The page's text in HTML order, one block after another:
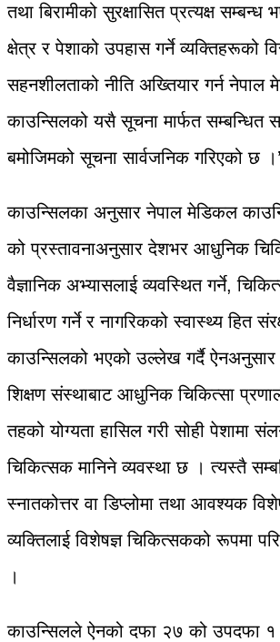
तथा बिरामीको सुरक्षासित प्रत्यक्ष सम्बन्ध
क्षेत्र र पेशाको उपहास गर्ने व्यक्तिहरूको
सहनशीलताको नीति अख्तियार गर्न नेपाल
काउन्सिलको यसै सूचना मार्फत सम्बन्धित
बमोजिमको सूचना सार्वजनिक गरिएको छ ।’
काउन्सिलका अनुसार नेपाल मेडिकल
को प्रस्तावनाअनुसार देशभर आधुनिक
वैज्ञानिक अभ्यासलाई व्यवस्थित गर्ने,
निर्धारण गर्ने र नागरिकको स्वास्थ्य हित
काउन्सिलको भएको उल्लेख गर्दै ऐनअनुसार
शिक्षण संस्थाबाट आधुनिक चिकित्सा
तहको योग्यता हासिल गरी सोही पेशामा
चिकित्सक मानिने व्यवस्था छ । त्यस्तै
स्नातकोत्तर वा डिप्लोमा तथा आवश्यक
व्यक्तिलाई विशेषज्ञ चिकित्सकको रूपमा
।
काउन्सिलले ऐनको दफा २७ को उपदफा